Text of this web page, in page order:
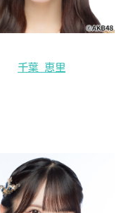
千葉 恵里